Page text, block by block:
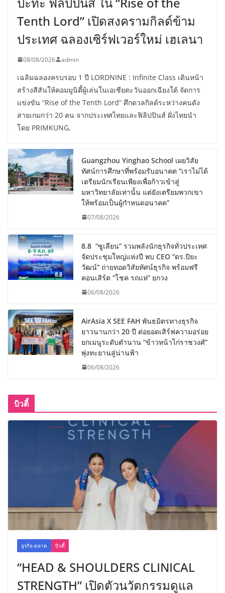
Tenth Lord” เปิดสงครามกิลด์ข้าม
ประเทศ ฉลองเซิร์ฟเวอร์ใหม่ เฮเลนา
08/08/2026 admin
เฉลิมฉลองครบรอบ 1 ปี LORDNINE : Infinite Class เดินหน้า
สร้างสีสันให้คอมมูนิตี้ผู้เล่นในเอเชียตะวันออกเฉียงใต้ จัดการ
แข่งขัน “Rise of the Tenth Lord” ศึกดวลกิลด์ระหว่างคนดัง
สายเกมกว่า 20 คน จากประเทศไทยและฟิลิปปินส์ ฝั่งไทยนำ
โดย PRIMKUNG,
Guangzhou Yinghao School เผยวิสัย
ทัศน์การศึกษาที่พร้อมรับอนาคต “เราไม่ได้
เตรียมนักเรียนเพียงเพื่อก้าวเข้าสู่
มหาวิทยาลัยเท่านั้น แต่ยังเตรียมพวกเขา
ให้พร้อมเป็นผู้กำหนดอนาคต”
07/08/2026
8.8 “ซูเลียน” รวมพลังนักธุรกิจทั่วประเทศ
จัดประชุมใหญ่แห่งปี พบ CEO “ดร.ปิยะ
วัฒน์” ถ่ายทอดวิสัยทัศน์ธุรกิจ พร้อมฟรี
คอนเสิร์ต “โชค รถแห่” ยกวง
06/08/2026
AirAsia X SEE FAH พันธมิตรทางธุรกิจ
ยาวนานกว่า 20 ปี ต่อยอดเสิร์ฟความอร่อย
ยกเมนูระดับตำนาน “ข้าวหน้าไก่ราชวงศ์”
พุ่งทะยานสู่น่านฟ้า
06/08/2026
บิวตี้
ธุรกิจ-ตลาด บิวตี้
“HEAD & SHOULDERS CLINICAL
STRENGTH” เปิดตัวนวัตกรรมดูแล